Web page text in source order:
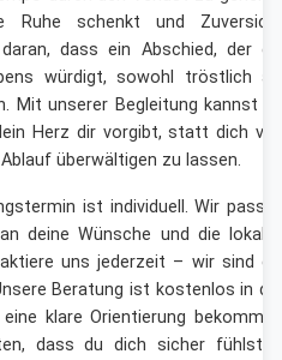
Ruhe schenkt und
dass ein Abschied, der
würdigt, sowohl tröstlich
Mit unserer Begleitung kannst
Herz dir vorgibt, statt dich
überwältigen zu lassen.
ist individuell. Wir
deine Wünsche und die
uns jederzeit – wir sind
Beratung ist kostenlos in
klare Orientierung
dass du dich sicher fühlst